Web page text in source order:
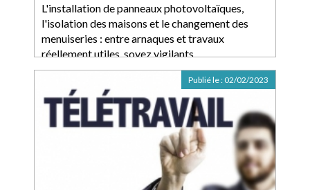
L'installation de panneaux photovoltaïques,
l'isolation des maisons et le changement des
menuiseries : entre arnaques et travaux
réellement utiles, soyez vigilants
Publié le : 02/02/2023